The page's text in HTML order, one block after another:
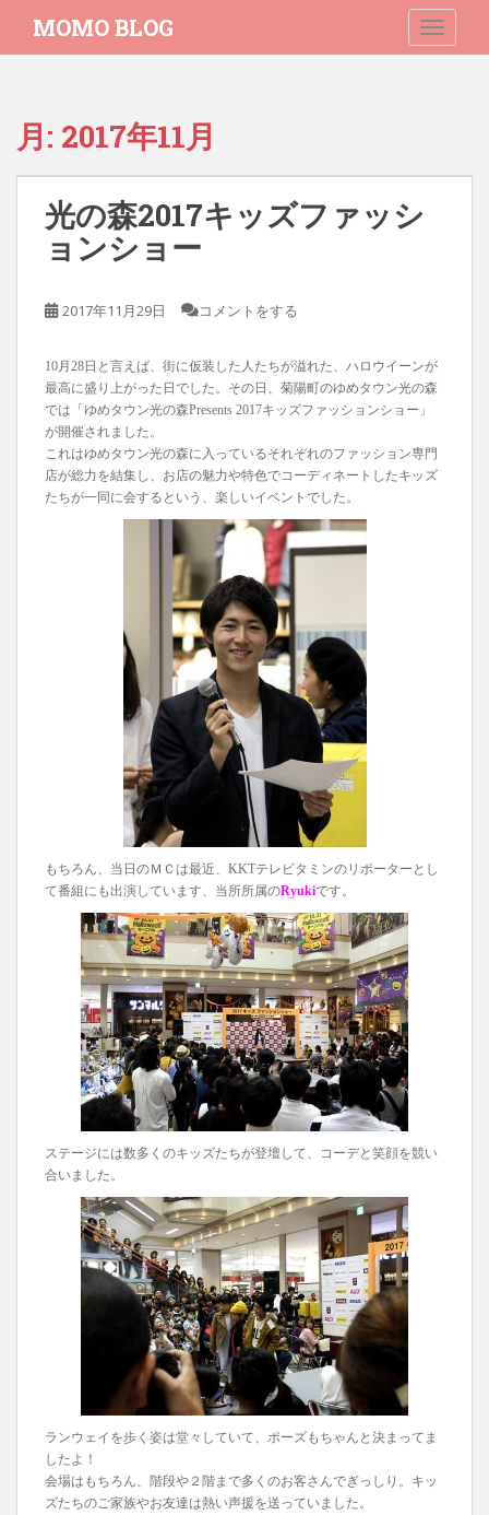
i
MOMO BLOG
月: 2017年11月
光の森2017キッズファッシ
ョンショー
2017年11月29日 コメントをする
10月28日と言えば、街に仮装した人たちが溢れた、ハロウイーンが
最高に盛り上がった日でした。その日、菊陽町のゆめタウン光の森
では「ゆめタウン光の森Presents 2017キッズファッションショー」
が開催されました。
これはゆめタウン光の森に入っているそれぞれのファッション専門
店が総力を結集し、お店の魅力や特色でコーディネートしたキッズ
たちが一同に会するという、楽しいイベントでした。
もちろん、当日のＭＣは最近、KKTテレビタミンのリポーターとし
て番組にも出演しています、当所所属のRyukiです。
ステージには数多くのキッズたちが登壇して、コーデと笑顔を競い
合いました。
ランウェイを歩く姿は堂々していて、ポーズもちゃんと決まってま
したよ！
会場はもちろん、階段や２階まで多くのお客さんでぎっしり。キッ
ズたちのご家族やお友達は熱い声援を送っていました。